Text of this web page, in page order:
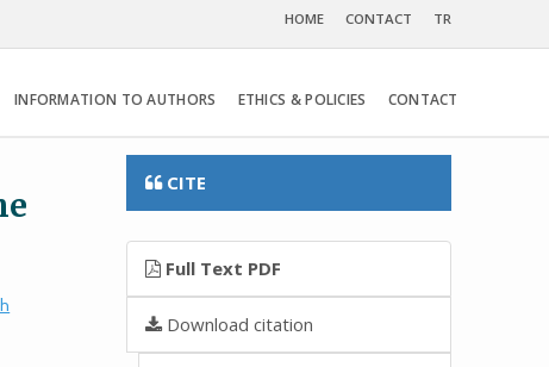
HOME CONTACT TR
INFORMATION TO AUTHORS ETHICS & POLICIES CONTACT
CITE
Full Text PDF
Download citation